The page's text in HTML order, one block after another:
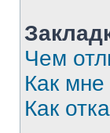
Чем
Как
Как